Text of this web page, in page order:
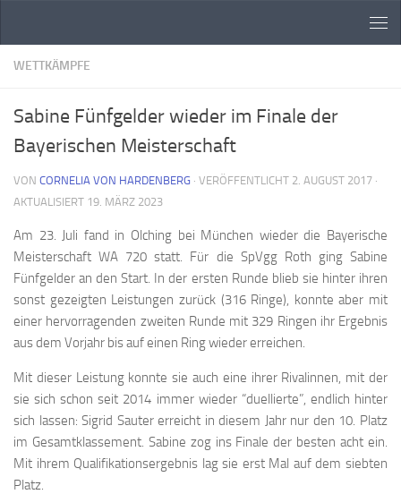
WETTKÄMPFE
Sabine Fünfgelder wieder im Finale der
Bayerischen Meisterschaft
VON CORNELIA VON HARDENBERG · VERÖFFENTLICHT 2. AUGUST 2017 ·
AKTUALISIERT 19. MÄRZ 2023
Am 23. Juli fand in Olching bei München wieder die Bayerische
Meisterschaft WA 720 statt. Für die SpVgg Roth ging Sabine
Fünfgelder an den Start. In der ersten Runde blieb sie hinter ihren
sonst gezeigten Leistungen zurück (316 Ringe), konnte aber mit
einer hervorragenden zweiten Runde mit 329 Ringen ihr Ergebnis
aus dem Vorjahr bis auf einen Ring wieder erreichen.
Mit dieser Leistung konnte sie auch eine ihrer Rivalinnen, mit der
sie sich schon seit 2014 immer wieder “duellierte”, endlich hinter
sich lassen: Sigrid Sauter erreicht in diesem Jahr nur den 10. Platz
im Gesamtklassement. Sabine zog ins Finale der besten acht ein.
Mit ihrem Qualifikationsergebnis lag sie erst Mal auf dem siebten
Platz.